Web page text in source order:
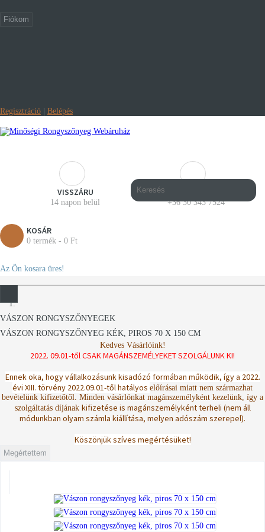
Fiókom
Regisztráció Belépés
VISSZÁRU
14 napon belül +36 30 343 7524
KOSÁR
0 termék - 0 Ft
Az Ön kosara üres!
VÁSZON RONGYSZŐNYEGEK
VÁSZON RONGYSZŐNYEG KÉK, PIROS 70 X 150 CM
Kedves Vásárlóink!
2022. 09.01-től CSAK MAGÁNSZEMÉLYEKET SZOLGÁLUNK KI!
Ennek oka, hogy vállalkozásunk kisadózó formában működik, így a 2022.
évi XIII. törvény 2022.09.01-től hatályos előírásai miatt nem származhat
bevételünk kifizetőtől. Minden vásárlónkat magánszemélyként kezelünk, így a
szolgáltatás díjának kifizetése is magánszemélyként terheli (nem áll
módunkban olyam számla kiállítása, melyen adószám szerepel).
Köszönjük szíves megértésüket!
Megértettem